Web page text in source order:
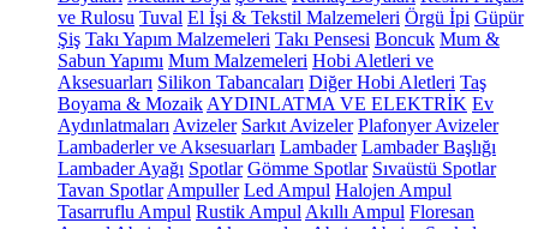
ve Rulosu Tuval El İşi & Tekstil Malzemeleri Örgü İpi Güpür
Şiş Takı Yapım Malzemeleri Takı Pensesi Boncuk Mum &
Sabun Yapımı Mum Malzemeleri Hobi Aletleri ve
Aksesuarları Silikon Tabancaları Diğer Hobi Aletleri Taş
Boyama & Mozaik AYDINLATMA VE ELEKTRİK Ev
Aydınlatmaları Avizeler Sarkıt Avizeler Plafonyer Avizeler
Lambaderler ve Aksesuarları Lambader Lambader Başlığı
Lambader Ayağı Spotlar Gömme Spotlar Sıvaüstü Spotlar
Tavan Spotlar Ampuller Led Ampul Halojen Ampul
Tasarruflu Ampul Rustik Ampul Akıllı Ampul Floresan